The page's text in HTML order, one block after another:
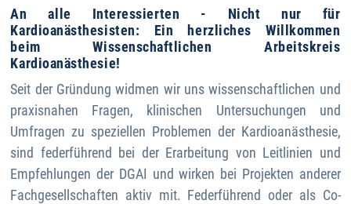
An alle Interessierten - Nicht nur für
Kardioanästhesisten: Ein herzliches Willkommen
beim Wissenschaftlichen Arbeitskreis
Kardioanästhesie!
Seit der Gründung widmen wir uns wissenschaftlichen und
praxisnahen Fragen, klinischen Untersuchungen und
Umfragen zu speziellen Problemen der Kardioanästhesie,
sind federführend bei der Erarbeitung von Leitlinien und
Empfehlungen der DGAI und wirken bei Projekten anderer
Fachgesellschaften aktiv mit. Federführend oder als Co-